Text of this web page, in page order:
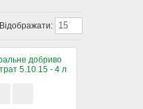
Відображати: 15